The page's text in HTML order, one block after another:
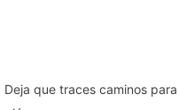
que traces caminos